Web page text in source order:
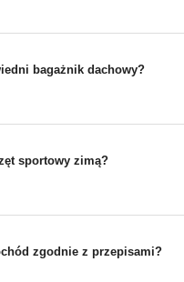
bagażnik dachowy?
sportowy zimą?
zgodnie z przepisami?